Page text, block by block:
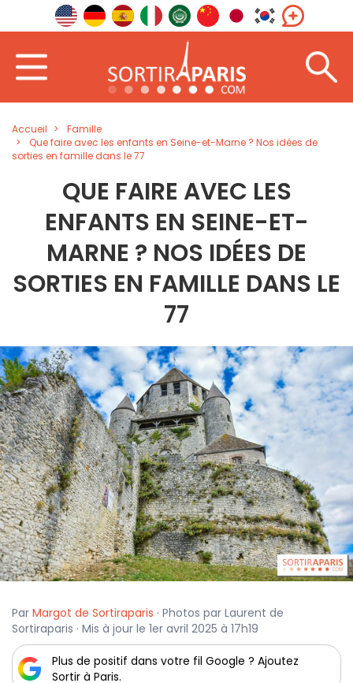
Accueil
Famille
Que faire avec les enfants en Seine-et-Marne ? Nos idées de
sorties en famille dans le 77
QUE FAIRE AVEC LES
ENFANTS EN SEINE-ET-
MARNE ? NOS IDÉES DE
SORTIES EN FAMILLE DANS LE
77
Par Margot de Sortiraparis · Photos par Laurent de
Sortiraparis · Mis à jour le 1er avril 2025 à 17h19
Plus de positif dans votre fil Google ? Ajoutez
Sortir à Paris.